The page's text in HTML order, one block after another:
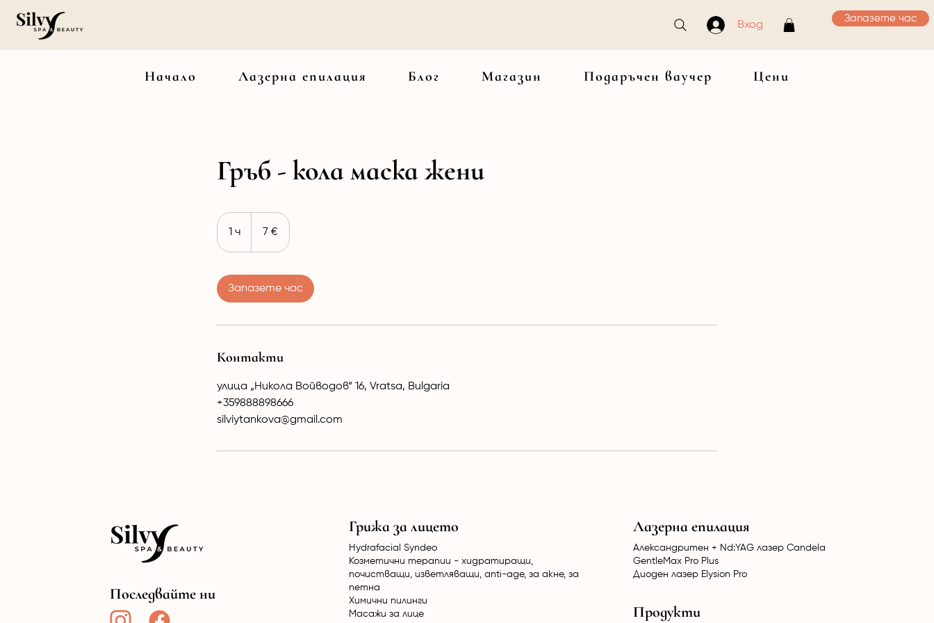
Вход
Запазете час
Начало Лазерна епилация Блог Магазин Подаръчен ваучер Цени
Гръб - кола маска жени
1 ч 7 €
Запазете час
Контакти
улица „Никола Войводов“ 16, Vratsa, Bulgaria
+359888898666
silviytankova@gmail.com
Последвайте ни
Грижа за лицето
Hydrafacial Syndeo
Козметични терапии - хидратиращи,
почистващи, изветляващи, anti-age, за акне, за
петна
Химични пилинги
Масажи за лице
Лазерна епилация
Александритен + Nd:YAG лазер Candela
GentleMax Pro Plus
Диоден лазер Elysion Pro
Продукти